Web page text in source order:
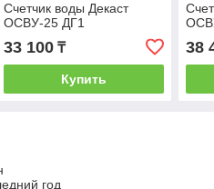
Счетчик воды Декаст
ОСВУ-25 ДГ1
33 100₸
Купить
38
год